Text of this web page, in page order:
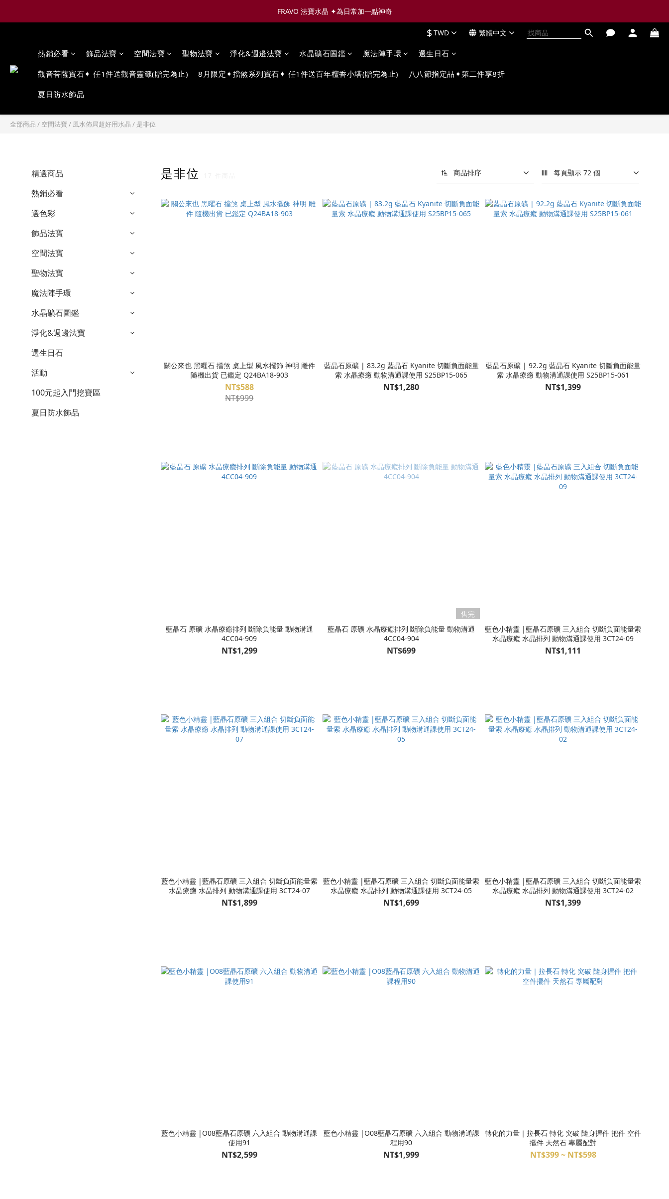
FRAVO 法寶水晶 ✦為日常加一點神奇
$TWD 繁體中文
熱銷必看 飾品法寶 空間法寶 聖物法寶 淨化&週邊法寶 水晶礦石圖鑑 魔法陣手環 選生日石
觀音菩薩寶石✦ 任1件送觀音靈籤(贈完為止) 8月限定✦擋煞系列寶石✦ 任1件送百年檀香小塔(贈完為止) 八八節指定品✦第二件享8折
夏日防水飾品
全部商品 / 空間法寶/ 風水佈局超好用水晶 / 是非位
精選商品
熱銷必看
選色彩
飾品法寶
空間法寶
聖物法寶
魔法陣手環
水晶礦石圖鑑
淨化&週邊法寶
選生日石
活動
100元起入門挖寶區
夏日防水飾品
是非位 商品排序 每頁顯示 72 個
關公來也 黑曜石 擋煞 桌上型 風水擺飾 神明 雕件
隨機出貨 已鑑定 Q24BA18-903
NT$588
NT$999
藍晶石原礦 | 83.2g 藍晶石 Kyanite 切斷負面能量
索 水晶療癒 動物溝通課使用 S25BP15-065
NT$1,280
藍晶石原礦 | 92.2g 藍晶石 Kyanite 切斷負面能量
索 水晶療癒 動物溝通課使用 S25BP15-061
NT$1,399
藍晶石 原礦 水晶療癒排列 斷除負能量 動物溝通
4CC04-909
NT$1,299
售完
藍晶石 原礦 水晶療癒排列 斷除負能量 動物溝通
4CC04-904
NT$699
藍色小精靈 |藍晶石原礦 三入組合 切斷負面能量索
水晶療癒 水晶排列 動物溝通課使用 3CT24-09
NT$1,111
藍色小精靈 |藍晶石原礦 三入組合 切斷負面能量索
水晶療癒 水晶排列 動物溝通課使用 3CT24-07
NT$1,899
藍色小精靈 |藍晶石原礦 三入組合 切斷負面能量索
水晶療癒 水晶排列 動物溝通課使用 3CT24-05
NT$1,699
藍色小精靈 |藍晶石原礦 三入組合 切斷負面能量索
水晶療癒 水晶排列 動物溝通課使用 3CT24-02
NT$1,399
藍色小精靈 |O08藍晶石原礦 六入組合 動物溝通課
使用91
NT$2,599
藍色小精靈 |O08藍晶石原礦 六入組合 動物溝通課
程用90
NT$1,999
轉化的力量｜拉長石 轉化 突破 隨身握件 把件 空件
擺件 天然石 專屬配對
NT$399 ~ NT$598